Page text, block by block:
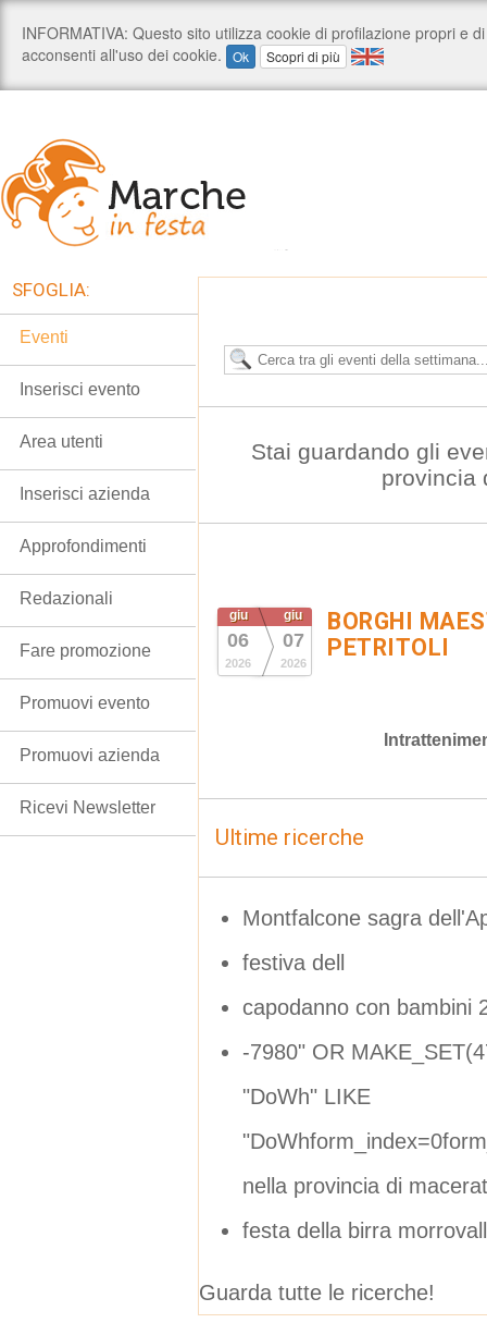
Stai guardando gli
provincia
giu
06
2026
giu
07
2026
BORGHI
PETRITOLI
Ultime ricerche
Montfalcone sagra
festiva dell
capodanno con bambini
-7980" OR
"DoWh" LIKE
nella provincia di
festa della birra
Guarda tutte le ricerche!
SFOGLIA:
Eventi
Inserisci evento
Area utenti
Inserisci azienda
Approfondimenti
Redazionali
Fare promozione
Promuovi evento
Promuovi azienda
Ricevi Newsletter